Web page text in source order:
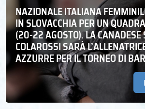
NAZIONALE ITALIANA
IN SLOVACCHIA PER UN
(20-22 AGOSTO). LA CANADESE
COLAROSSI SARÀ
AZZURRE PER IL TORNEO DI